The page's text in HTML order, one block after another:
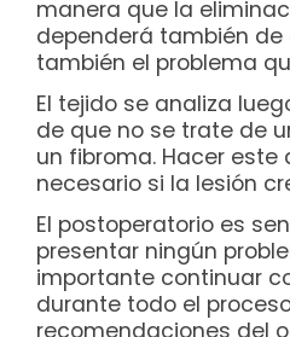
manera que la
dependerá también de
también el problema
El tejido se analiza
de que no se trate de
un fibroma. Hacer este
necesario si la lesión
El postoperatorio es
presentar ningún
importante continuar
durante todo el